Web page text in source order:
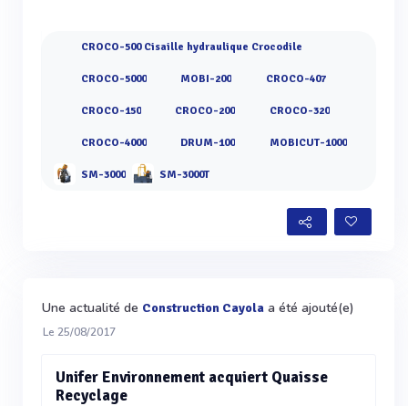
CROCO-500 Cisaille hydraulique Crocodile
CROCO-5000 MOBI-200 CROCO-407
CROCO-150 CROCO-200 CROCO-320
CROCO-4000 DRUM-100 MOBICUT-1000
SM-3000 SM-3000T
Une actualité de Construction Cayola a été ajouté(e)
Le 25/08/2017
Unifer Environnement acquiert Quaisse
Recyclage